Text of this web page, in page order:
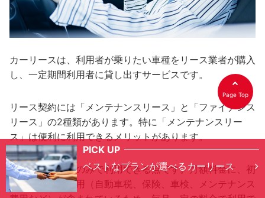
カーリースは、利用者が乗りたい車種をリース業者が購入
し、一定期間利用者に貸し出すサービスです。
リース契約には「メンテナンスリース」と「ファイナンス
リース」の2種類があります。特に「メンテナンスリー
ス」は便利に利用できるメリットがあります。
まず、月額料金のみで利用できる点です。月額料金に、初
期費用や維持費用（自動車税、保険、車検、メンテナンス
PICK UP
ベストなプランが選べるカーリース
Page Top